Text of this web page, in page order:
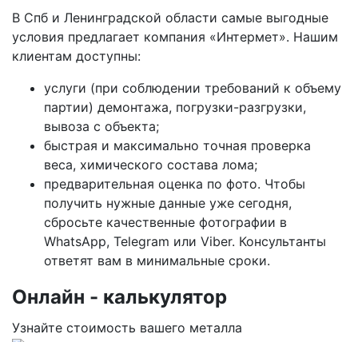
В Спб и Ленинградской области самые выгодные
условия предлагает компания «Интермет». Нашим
клиентам доступны:
услуги (при соблюдении требований к объему
партии) демонтажа, погрузки-разгрузки,
вывоза с объекта;
быстрая и максимально точная проверка
веса, химического состава лома;
предварительная оценка по фото. Чтобы
получить нужные данные уже сегодня,
сбросьте качественные фотографии в
WhatsApp, Telegram или Viber. Консультанты
ответят вам в минимальные сроки.
Oнлайн - калькулятор
Узнайте стоимость вашего металла